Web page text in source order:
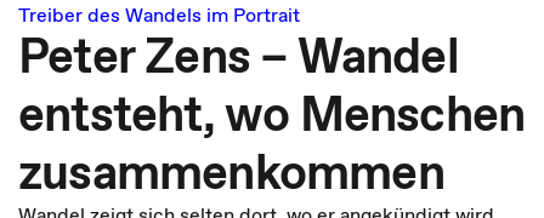
Treiber des Wandels im Portrait
Peter Zens – Wandel
entsteht, wo Menschen
zusammenkommen